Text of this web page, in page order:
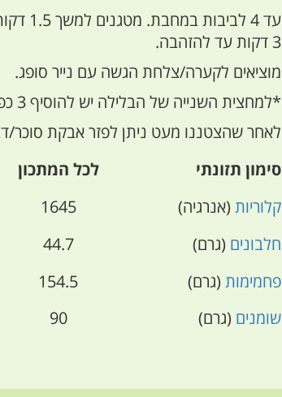
3 דקות עד להזהבה.
מוציאים לקערה/צלחת הגשה עם נייר סופג.
*למחצית השנייה של הבלילה יש להוסיף 3 כפות שמן נוספות
לאחר שהצטננו מעט ניתן לפזר אבקת סוכר/
סימון תזונתי
לכל המתכון
קלוריות (אנרגיה) 1645
חלבונים (גרם) 44.7
פחמימות (גרם) 154.5
שומנים (גרם) 90